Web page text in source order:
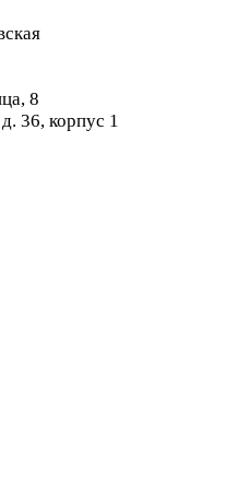
8
36, корпус 1